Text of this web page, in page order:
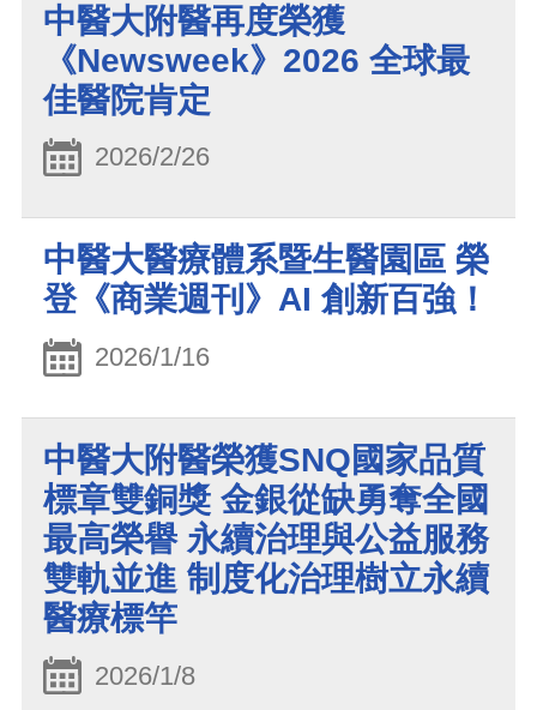
中醫大附醫再度榮獲
《Newsweek》2026 全球最
佳醫院肯定
2026/2/26
中醫大醫療體系暨生醫園區 榮
登《商業週刊》AI 創新百強！
2026/1/16
中醫大附醫榮獲SNQ國家品質
標章雙銅獎 金銀從缺勇奪全國
最高榮譽 永續治理與公益服務
雙軌並進 制度化治理樹立永續
醫療標竿
2026/1/8